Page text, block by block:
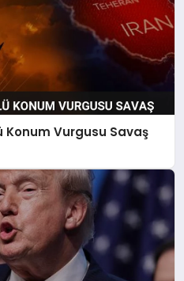
Konum Vurgusu Savaş